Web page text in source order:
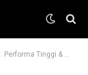
Tinggi & Serba Bisa!